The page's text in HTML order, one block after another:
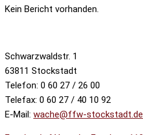
Kein Bericht vorhanden.
Schwarzwaldstr. 1
63811 Stockstadt
Telefon: 0 60 27 / 26 00
Telefax: 0 60 27 / 40 10 92
E-Mail: wache@ffw-stockstadt.de